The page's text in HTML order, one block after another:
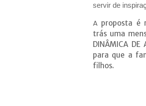
servir de
A proposta é
trás uma
DINÂMICA
para que a
filhos.